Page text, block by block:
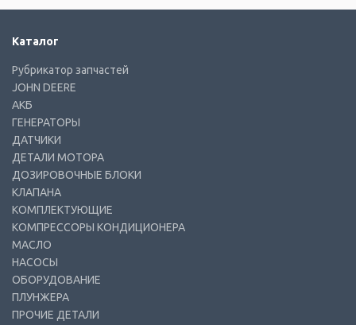
Каталог
Рубрикатор запчастей
JOHN DEERE
АКБ
ГЕНЕРАТОРЫ
ДАТЧИКИ
ДЕТАЛИ МОТОРА
ДОЗИРОВОЧНЫЕ БЛОКИ
КЛАПАНА
КОМПЛЕКТУЮЩИЕ
КОМПРЕССОРЫ КОНДИЦИОНЕРА
МАСЛО
НАСОСЫ
ОБОРУДОВАНИЕ
ПЛУНЖЕРА
ПРОЧИЕ ДЕТАЛИ